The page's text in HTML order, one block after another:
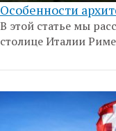
Особенности
В этой статье мы
столице Италии